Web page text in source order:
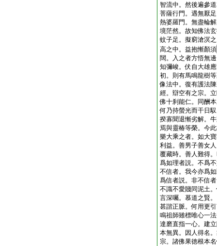
智流中。然後遍參
菩薩行門。遇無厭
熱婆羅門。無盡輪
境茫然。故知佛法
蚊子足。擬窮滄溟
高之中。益抱慚顏須
闊。入之者方悟無
知彌峻。伏自大雄
初。則有馬鳴龍樹
像法中。復有護法
經。辯空有之宗。
佛十刹能仁。同酬
何乃持螢光而干日
揆寡聞退慚劣解。
焉與靈椿等榮。今
樂大乘之者。如大
利益。善男子善女
覆藏時。善人難得
爲如理者説。不爲
不信者。我今亦爲
爲信者説。非不信
不識不愛賤同泥土
言深囑。慕道之賢
甚諧正脈。何用更
鳴祖師雖標唯心一
達磨直指一心。建
本無異。因人得名
宗。諸佛果徳根本